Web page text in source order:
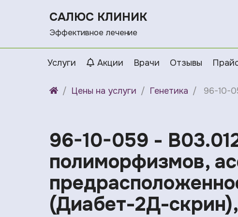
САЛЮС КЛИНИК
Эффективное лечение
Услуги Акции Врачи Отзывы
Цены на услуги Генетика 96-10-
96-10-059 -
полиморфизмов,
(Диабет-2Д-